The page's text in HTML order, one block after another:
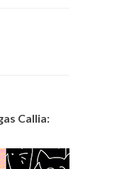
Callia: